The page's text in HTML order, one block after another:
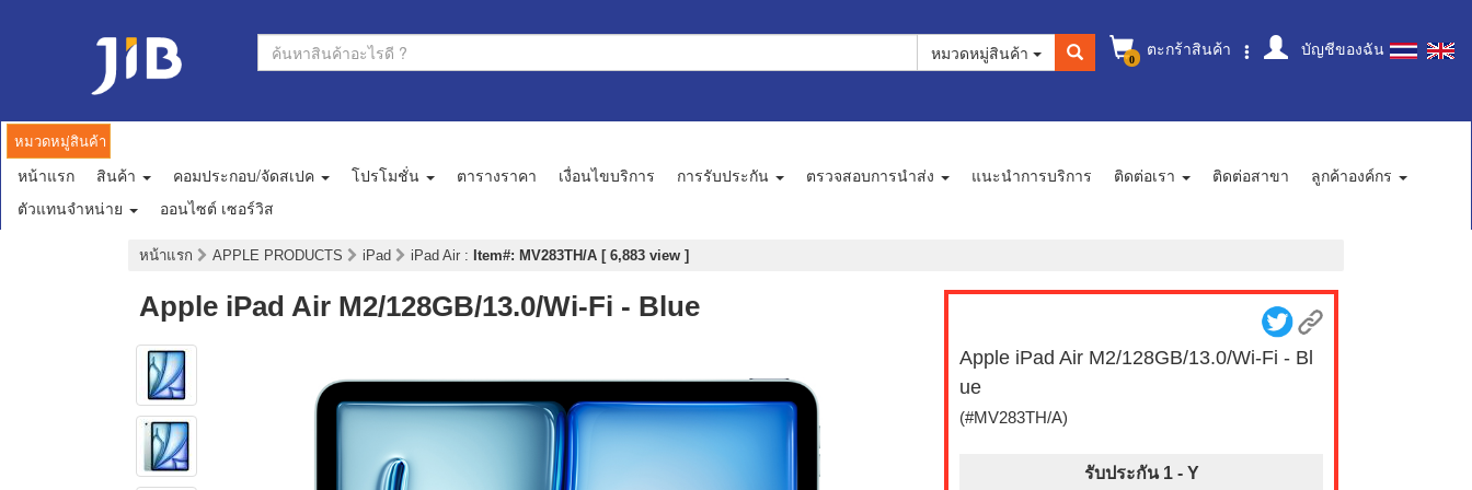
0 ตะกร้าสินค้า บัญชีของฉัน
หมวดหมู่สินค้า
หมวดหมู่สินค้า
หน้าแรก สินค้า คอมประกอบ/จัดสเปค โปรโมชั่น ตารางราคา เงื่อนไขบริการ การรับประกัน ตรวจสอบการนำส่ง แนะนำการบริการ ติดต่อเรา ติดต่อสาขา
ลูกค้าองค์กร
ตัวแทนจำหน่าย
ออนไซต์ เซอร์วิส
หน้าแรก APPLE PRODUCTS iPad iPad Air : Item#: MV283TH/A [ 6,883 view ]
Apple iPad Air M2/128GB/13.0/Wi-Fi - Blue
Apple iPad Air M2/128GB/13.0/Wi-Fi - Bl
ue
(#MV283TH/A)
รับประกัน 1 - Y